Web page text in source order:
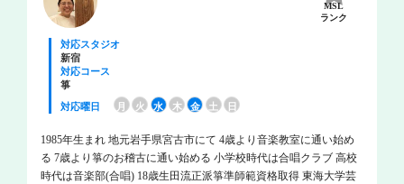
MSL
ランク
対応スタジオ
新宿
対応コース
箏
対応曜日
月 火 水 木 金 土 日
1985年生まれ 地元岩手県宮古市にて 4歳より音楽教室に通い始め
る 7歳より箏のお稽古に通い始める 小学校時代は合唱クラブ 高校
時代は音楽部(合唱) 18歳生田流正派箏準師範資格取得 東海大学芸